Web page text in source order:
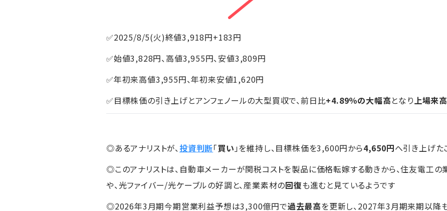
✅2025/8/5(火)終値3,918円+183円
✅始値3,828円、高値3,955円、安値3,809円
✅年初来高値3,955円、年初来安値1,620円
✅目標株価の引き上げとアンフェノールの大型買収で、前日比+4.89％の大幅高となり上場来
◎あるアナリストが、投資判断「買い 」を維持し、目標株価を3,600円から4,650円へ引き上げた
◎このアナリストは、自動車メーカーが関税コストを製品に価格転嫁する動きから、住友電工の
や、光ファイバー/光ケーブルの好調と、産業素材の回復も進むと見ているようです
◎2026年3月期今期営業利益予想は3,300億円で過去最高を更新し、2027年3月期来期以降